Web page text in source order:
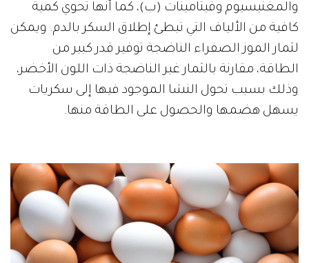
والمغنيسيوم وفيتامينات (ب)، كما أنها تحوي كمية
كافية من الألياف التي تبطئ إطلاق السكر بالدم. ويمكن
لثمار الموز الصفراء الناضجة توفير قدر كبير من
الطاقة، مقارنة بالثمار غير الناضجة ذات اللون الأخضر،
وذلك بسبب تحول النشا الموجود فيها إلى سكريات
يسهل هضمها والحصول على الطاقة منها.